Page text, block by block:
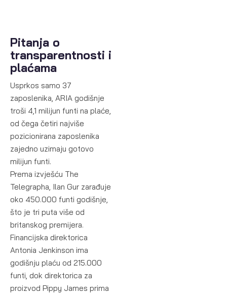
Pitanja o
transparentnosti i
plaćama
Usprkos samo 37
zaposlenika, ARIA godišnje
troši 4,1 milijun funti na plaće,
od čega četiri najviše
pozicionirana zaposlenika
zajedno uzimaju gotovo
milijun funti.
Prema izvješću The
Telegrapha, Ilan Gur zarađuje
oko 450.000 funti godišnje,
što je tri puta više od
britanskog premijera.
Financijska direktorica
Antonia Jenkinson ima
godišnju plaću od 215.000
funti, dok direktorica za
proizvod Pippy James prima